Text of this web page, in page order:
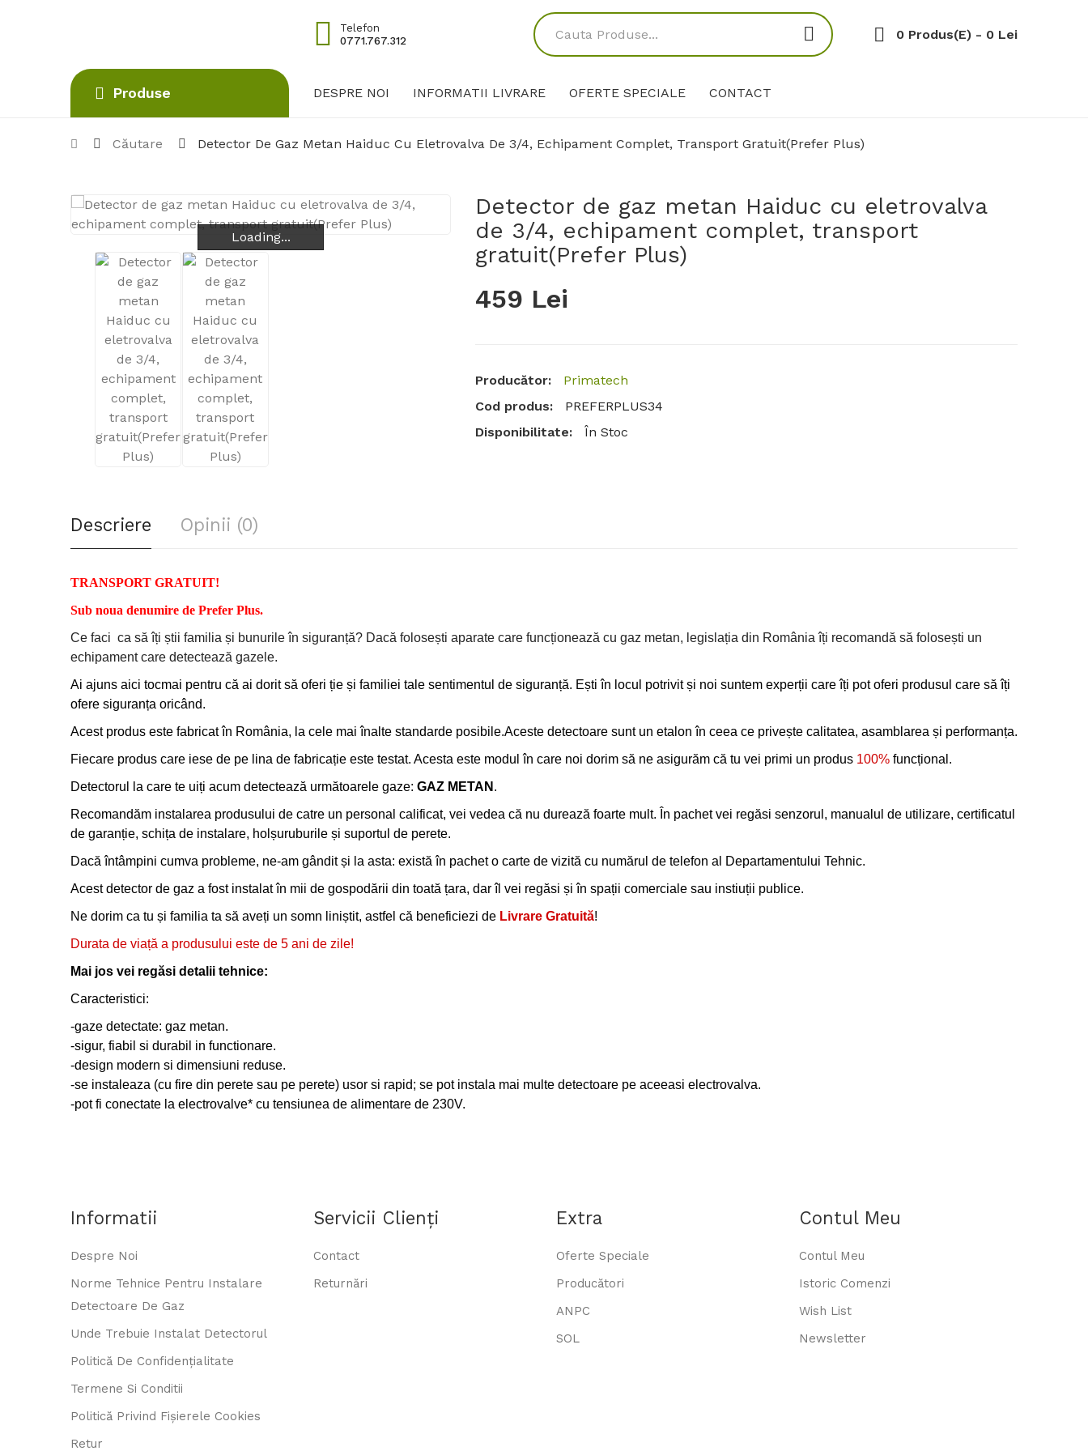
Telefon
0771.767.312
0 Produs(e) - 0 Lei
Produse DESPRE NOI INFORMATII LIVRARE OFERTE SPECIALE CONTACT
Căutare Detector De Gaz Metan Haiduc Cu Eletrovalva De 3/4, Echipament Complet, Transport Gratuit(Prefer Plus)
Loading...
Loading...
Loading...
Detector de gaz metan Haiduc cu eletrovalva
de 3/4, echipament complet, transport
gratuit(Prefer Plus)
459 Lei
Producător:
Primatech
Cod produs:
PREFERPLUS34
Disponibilitate:
În Stoc
Descriere Opinii (0)
TRANSPORT GRATUIT!
Sub noua denumire de Prefer Plus.
Ce faci ca să îți știi familia și bunurile în siguranță? Dacă folosești aparate care funcționează cu gaz metan, legislația din România îți recomandă să folosești un
echipament care detectează gazele.
Ai ajuns aici tocmai pentru că ai dorit să oferi ție și familiei tale sentimentul de siguranță. Ești în locul potrivit și noi suntem experții care îți pot oferi produsul care să îți
ofere siguranța oricând.
Acest produs este fabricat în România, la cele mai înalte standarde posibile.Aceste detectoare sunt un etalon în ceea ce privește calitatea, asamblarea și performanța.
Fiecare produs care iese de pe lina de fabricație este testat. Acesta este modul în care noi dorim să ne asigurăm că tu vei primi un produs 100% funcțional.
Detectorul la care te uiți acum detectează următoarele gaze: GAZ METAN .
Recomandăm instalarea produsului de catre un personal calificat, vei vedea că nu durează foarte mult. În pachet vei regăsi senzorul, manualul de utilizare, certificatul
de garanție, schița de instalare, holșuruburile și suportul de perete.
Dacă întâmpini cumva probleme, ne-am gândit și la asta: există în pachet o carte de vizită cu numărul de telefon al Departamentului Tehnic.
Acest detector de gaz a fost instalat în mii de gospodării din toată țara, dar îl vei regăsi și în spații comerciale sau instiuții publice.
Ne dorim ca tu și familia ta să aveți un somn liniștit, astfel că beneficiezi de Livrare Gratuită!
Durata de viață a produsului este de 5 ani de zile!
Mai jos vei regăsi detalii tehnice:
Caracteristici:
-gaze detectate: gaz metan.
-sigur, fiabil si durabil in functionare.
-design modern si dimensiuni reduse.
-se instaleaza (cu fire din perete sau pe perete) usor si rapid; se pot instala mai multe detectoare pe aceeasi electrovalva.
-pot fi conectate la electrovalve* cu tensiunea de alimentare de 230V.
Informatii
Despre Noi
Norme Tehnice Pentru Instalare
Detectoare De Gaz
Unde Trebuie Instalat Detectorul
Politică De Confidențialitate
Termene Si Conditii
Politică Privind Fișierele Cookies
Retur
Servicii Clienţi
Contact
Returnări
Extra
Oferte Speciale
Producători
ANPC
SOL
Contul Meu
Contul Meu
Istoric Comenzi
Wish List
Newsletter